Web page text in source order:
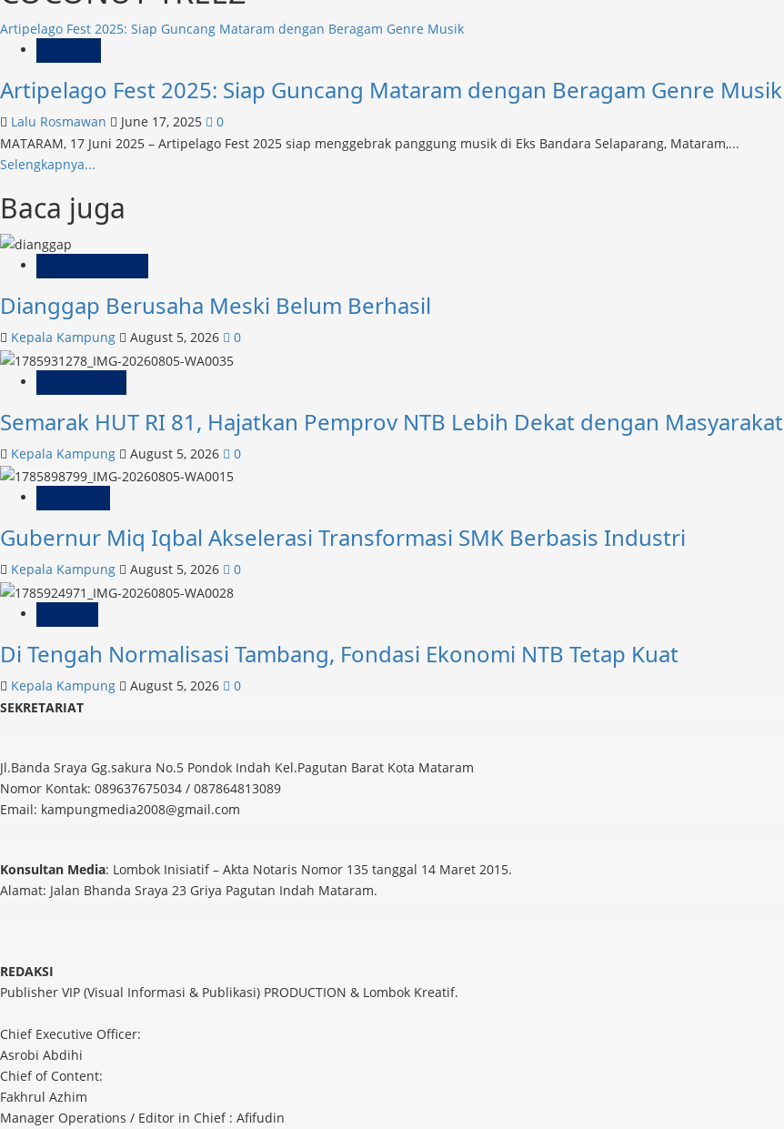
Artipelago Fest 2025: Siap Guncang Mataram dengan Beragam Genre Musik
Artipelago Fest 2025: Siap Guncang Mataram dengan Beragam Genre Musik
Lalu Rosmawan June 17, 2025
0
MATARAM, 17 Juni 2025 – Artipelago Fest 2025 siap menggebrak panggung musik di Eks Bandara Selaparang, Mataram,...
Selengkapnya...
about
Artipelago
Guncang
Mataram
Beragam
Genre
Musik
Baca juga
Dianggap Berusaha Meski Belum Berhasil
Kepala Kampung August 5, 2026 0
Semarak HUT RI 81, Hajatkan Pemprov NTB Lebih Dekat dengan Masyarakat
Kepala Kampung August 5, 2026 0
Gubernur Miq Iqbal Akselerasi Transformasi SMK Berbasis Industri
Kepala Kampung August 5, 2026 0
Di Tengah Normalisasi Tambang, Fondasi Ekonomi NTB Tetap Kuat
Kepala Kampung August 5, 2026
0
SEKRETARIAT
Jl.Banda Sraya Gg.sakura No.5 Pondok Indah Kel.Pagutan Barat Kota Mataram
Nomor Kontak: 089637675034 / 087864813089
Email: kampungmedia2008@gmail.com
Konsultan Media: Lombok Inisiatif – Akta Notaris Nomor 135 tanggal 14 Maret 2015.
Alamat: Jalan Bhanda Sraya 23 Griya Pagutan Indah Mataram.
REDAKSI
Publisher VIP (Visual Informasi & Publikasi) PRODUCTION & Lombok Kreatif.
Chief Executive Officer:
Asrobi Abdihi
Chief of Content:
Fakhrul Azhim
Manager Operations / Editor in Chief : Afifudin